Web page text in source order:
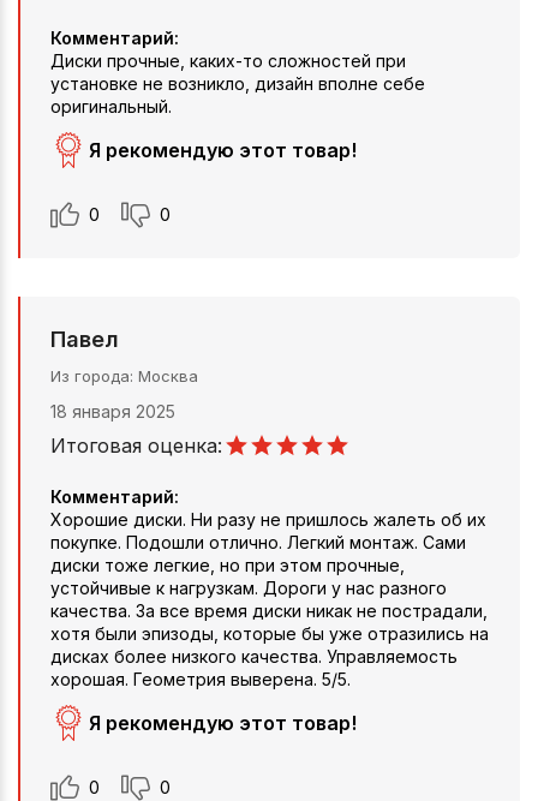
Комментарий:
Диски прочные, каких-то сложностей при
установке не возникло, дизайн вполне себе
оригинальный.
Я рекомендую этот товар!
0 0
Павел
Из города Москва
18 января 2025
Итоговая оценка:
Комментарий:
Хорошие диски. Ни разу не пришлось жалеть об их
покупке. Подошли отлично. Легкий монтаж. Сами
диски тоже легкие, но при этом прочные,
устойчивые к нагрузкам. Дороги у нас разного
качества. За все время диски никак не пострадали,
хотя были эпизоды, которые бы уже отразились на
дисках более низкого качества. Управляемость
хорошая. Геометрия выверена. 5/5.
Я рекомендую этот товар!
0 0